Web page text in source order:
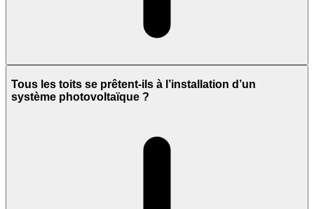
Tous les toits se prêtent-ils à l’installation d’un
système photovoltaïque ?